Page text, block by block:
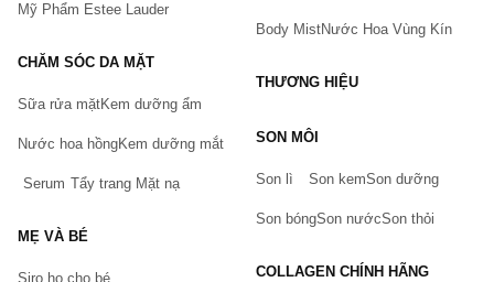
Bạn gặp vấn đề về sản phẩm hay mua hàng?
Hãy báo lỗi cho chúng tôi. Hoặc gọi cho chúng tôi qua số
Mỹ Phẩm Estee Lauder
CHĂM SÓC DA MẶT
Sữa rửa mặtKem dưỡng ẩm
Nước hoa hồngKem dưỡng mắt
Serum Tẩy trang Mặt nạ
MẸ VÀ BÉ
Siro ho cho bé
Body MistNước Hoa Vùng Kín
THƯƠNG HIỆU
SON MÔI
Son lì Son kemSon dưỡng
Son bóngSon nướcSon thỏi
COLLAGEN CHÍNH HÃNG